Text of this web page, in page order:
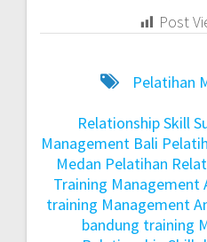
Post
Pelatihan
Relationship Skill
Management Bali
Medan Pelatihan
Training Management
training Management
bandung training